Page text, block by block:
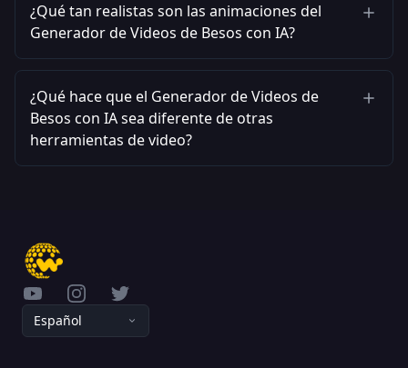
¿Qué tan realistas son las animaciones del
Generador de Videos de Besos con IA?
¿Qué hace que el Generador de Videos de
Besos con IA sea diferente de otras
herramientas de video?
YouTubeInstagramTwitter
Español